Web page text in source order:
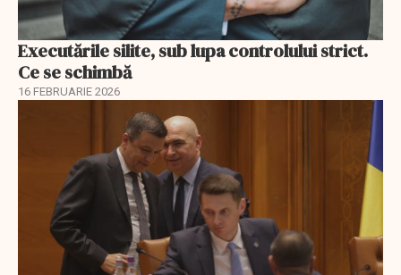
Executările silite, sub lupa controlului strict.
Ce se schimbă
16 FEBRUARIE 2026